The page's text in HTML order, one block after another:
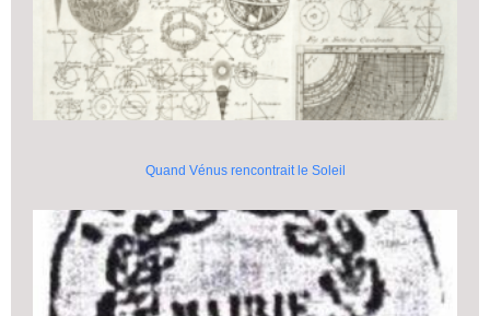
Quand Vénus rencontrait le Soleil